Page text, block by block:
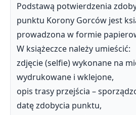
Podstawą potwierdzenia
punktu Korony Gorców jest
prowadzona w formie
W książeczce należy umieścić:
zdjęcie (selfie) wykonane na
wydrukowane i wklejone,
opis trasy przejścia –
datę zdobycia punktu,